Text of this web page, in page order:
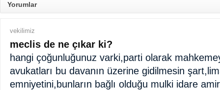
Yorumlar
vekilimiz
meclis de ne çıkar ki?
hangi çoğunluğunuz varki,parti olarak
avukatları bu davanın üzerine gidilmesin
emniyetini,bunların bağlı olduğu mulki idare